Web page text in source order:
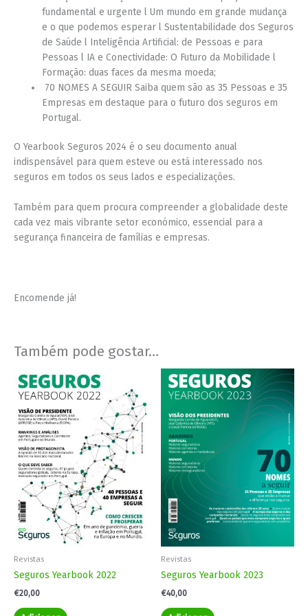
fundamental e urgente l Um mundo em grande mudança
e o que podemos esperar l Sustentabilidade dos Seguros
de Saúde l Inteligência Artificial: de Pessoas e para
Pessoas l IA e Conectividade: O Futuro da Mobilidade l
Formação: duas faces da mesma moeda;
70 NOMES A SEGUIR Saiba quem são as 35 Pessoas e 35
Empresas em destaque para o futuro dos seguros em
Portugal.
O Yearbook Seguros 2024 é o seu documento anual
indispensável para quem esteve ou está interessado nos
seguros em todos os seus lados e especializações.
Também para quem procura compreender a globalidade deste
cada vez mais vibrante setor económico, essencial para a
segurança financeira de famílias e empresas.
Encomende já!
Também pode gostar…
Revistas
Seguros Yearbook 2022
€20,00
Revistas
Seguros Yearbook 2023
€40,00